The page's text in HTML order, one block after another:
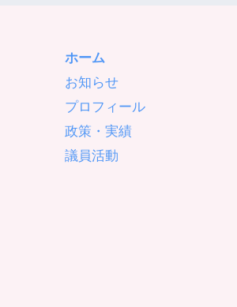
ホーム
お知らせ
プロフィール
政策・実績
議員活動